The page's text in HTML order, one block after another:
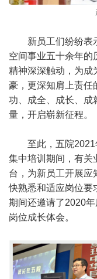
新员工们纷纷表
空间事业五十余年的
精神深深触动，为成
豪，更深知肩上责任
功、成全、成长、成
量，开启崭新征程。
至此，五院2021
集中培训期间，有关
台，为新员工开展应
快熟悉和适应岗位要
期间还邀请了2020
岗位成长体会。